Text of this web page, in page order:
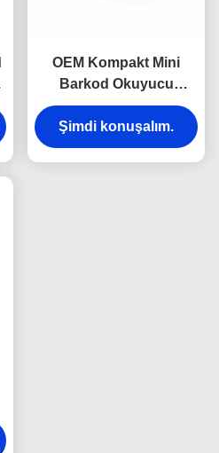
OEM Kompakt Mini
Barkod Okuyucu
Modülü UART 3.3V
Tedarik 6.8mm Kalınlığı
Şimdi konuşalım.